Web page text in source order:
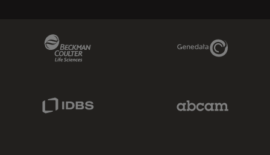
Genedata Link